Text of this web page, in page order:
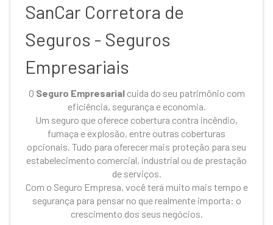
SanCar Corretora de
Seguros - Seguros
Empresariais
O Seguro Empresarialcuida do seu patrimônio com
eficiência, segurança e economia.
Um seguro que oferece cobertura contra incêndio,
fumaça e explosão, entre outras coberturas
opcionais. Tudo para oferecer mais proteção para seu
estabelecimento comercial, industrial ou de prestação
de serviços.
Com o Seguro Empresa, você terá muito mais tempo e
segurança para pensar no que realmente importa: o
crescimento dos seus negócios.